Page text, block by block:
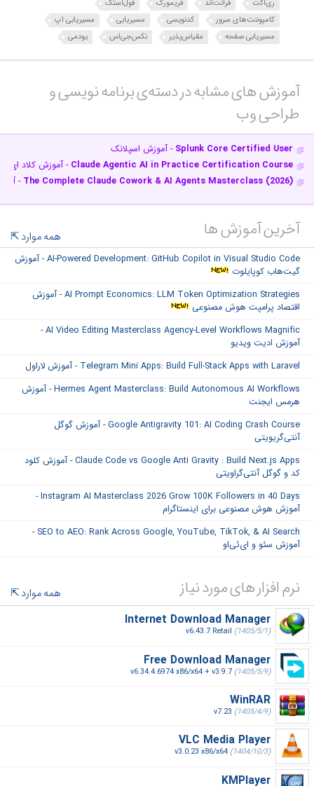
ری‌اکت
فرانت‌اند فریمورک
فول‌استک
کامپوننت‌های سرور
کدنویسی مسیریابی
مسیریابی اپ
مسیریابی صفحه
مقیاس‌پذیر نکس‌جی‌اس یودمی
آموزش های مشابه در دسته‌ی‌ برنامه نویسی و
طراحی وب‎
Splunk Core Certified User - آموزش اسپلانک
Claude Agentic AI in Practice Certification Course - آموزش کلاد ای‌آی
The Complete Claude Cowork & AI Agents Masterclass (2026)
-
آخرین آموزش ها همه موارد
AI-Powered Development: GitHub Copilot in Visual Studio Code - آموزش
گیت‌هاب کوپایلوت
AI Prompt Economics: LLM Token Optimization Strategies - آموزش
اقتصاد پرامپت هوش مصنوعی
AI Video Editing Masterclass Agency-Level Workflows Magnific -
آموزش ادیت ویدیو
Telegram Mini Apps: Build Full-Stack Apps with Laravel - آموزش لاراول
Hermes Agent Masterclass: Build Autonomous AI Workflows - آموزش
هرمس ایجنت
Google Antigravity 101: AI Coding Crash Course - آموزش گوگل
آنتی‌گریویتی
Claude Code vs Google Anti Gravity : Build Next.js Apps - آموزش کلود
کد و گوگل آنتی‌گراویتی
Instagram AI Masterclass 2026 Grow 100K Followers in 40 Days -
آموزش هوش مصنوعی برای اینستاگرام
SEO to AEO: Rank Across Google, YouTube, TikTok, & AI Search -
آموزش سئو و ای‌ئی‌او
نرم افزار های مورد نیاز
همه موارد
Internet Download Manager
v6.43.7 Retail (1405/5/1)
Free Download Manager
v6.34.4.6974 x86/x64 + v3.9.7 (1405/5/9)
WinRAR
v7.23 (1405/4/9)
VLC Media Player
v3.0.23 x86/x64 (1404/10/3)
KMPlayer